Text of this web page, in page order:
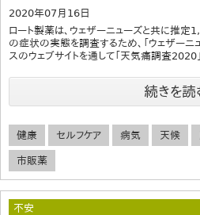
2020年07月16日
ロート製薬は、ウェザーニューズと共に推
の症状の実態を調査するため、「ウェザーニ
スのウェブサイトを通して「天気痛調査2020
続きを読
健康 セルフケア 病気 天候
市販薬
不安